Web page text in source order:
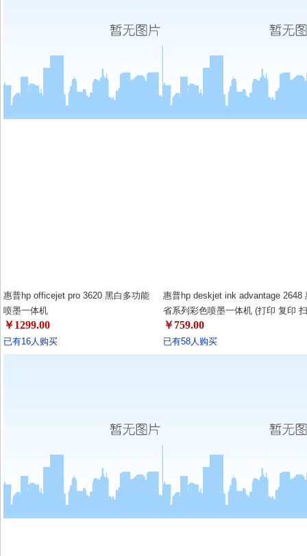
惠普hp officejet pro 3620 黑白多功能
喷墨一体机
￥1299.00
已有16人购买
惠普hp deskjet ink advantage 2648
省系列彩色喷墨一体机 (打印 复印
传真)家用办公两相宜，快来体验惠
￥759.00
已有58人购买